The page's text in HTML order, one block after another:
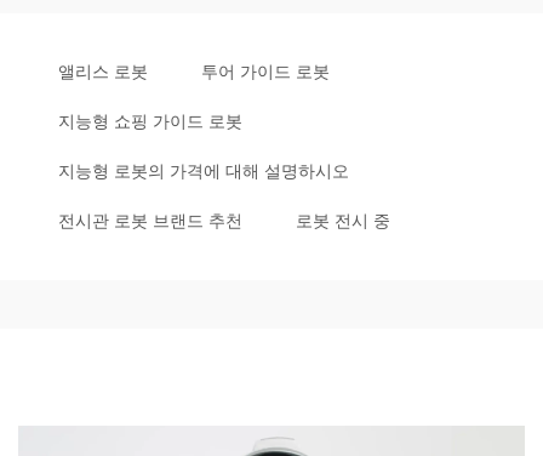
앨리스 로봇 투어 가이드 로봇
지능형 쇼핑 가이드 로봇
지능형 로봇의 가격에 대해 설명하시오
전시관 로봇 브랜드 추천 로봇 전시 중